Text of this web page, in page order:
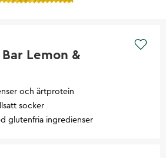
Lemon &
och ärtprotein
socker
glutenfria ingredienser